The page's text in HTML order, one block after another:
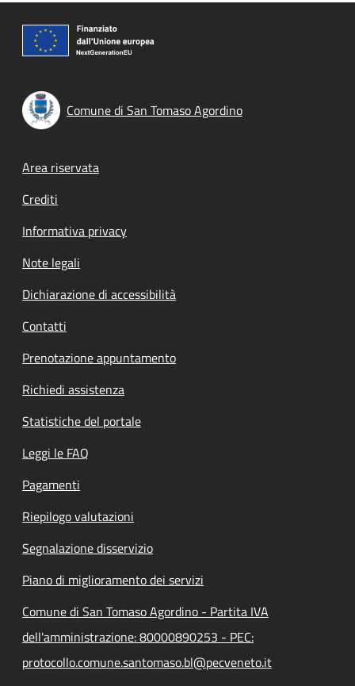
Comune di San Tomaso Agordino
Footer menu
Area riservata
Crediti
Informativa privacy
Note legali
Dichiarazione di accessibilità
Contatti
Prenotazione appuntamento
Richiedi assistenza
Statistiche del portale
Leggi le FAQ
Pagamenti
Riepilogo valutazioni
Segnalazione disservizio
Piano di miglioramento dei servizi
Comune di San Tomaso Agordino - Partita IVA
dell'amministrazione: 80000890253 - PEC:
protocollo.comune.santomaso.bl@pecveneto.it